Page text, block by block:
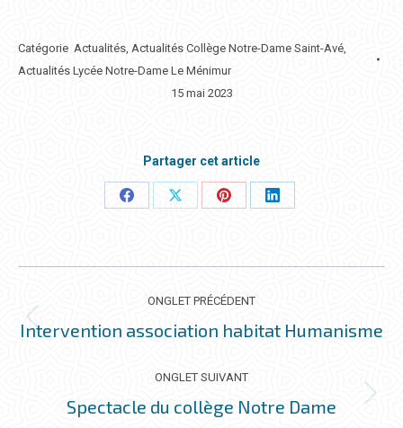
Catégorie Actualités, Actualités Collège Notre-Dame Saint-Avé,
Actualités Lycée Notre-Dame Le Ménimur
15 mai 2023
Partager cet article
PartagerPartagerPartagerPartager
NAVIGATION
DE
COMMENTAIRE
ONGLET PRÉCÉDENT
Onglet
Intervention association habitat Humanisme
ONGLET SUIVANT
Onglet
Spectacle du collège Notre Dame